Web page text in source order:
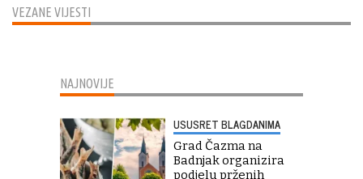
VEZANE VIJESTI
NAJNOVIJE
USUSRET BLAGDANIMA
Grad Čazma na
Badnjak organizira
podjelu prženih